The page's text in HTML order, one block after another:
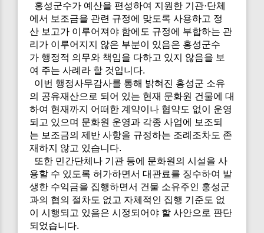
홍성군수가 예산을 편성하여 지원한 기관·단체
에서 보조금을 관련 규정에 맞도록 사용하고 정
산 보고가 이루어져야 함에도 규정에 부합하는 관
리가 이루어지지 않은 부분이 있음은 홍성군수
가 행정적 의무와 책임을 다하고 있지 않음을 보
여 주는 사례라 할 것입니다.
이번 행정사무감사를 통해 밝혀진 홍성군 소유
의 공유재산으로 되어 있는 현재 문화원 건물에 대
하여 현재까지 어떠한 계약이나 협약도 없이 운영
되고 있으며 문화원 운영과 각종 사업에 보조되
는 보조금의 제반 사항을 규정하는 조례조차도 존
재하지 않고 있습니다.
또한 민간단체나 기관 등에 문화원의 시설을 사
용할 수 있도록 허가하면서 대관료를 징수하여 발
생한 수익금을 집행하면서 건물 소유주인 홍성군
과의 협의 절차도 없고 자체적인 집행 기준도 없
이 시행되고 있음은 시정되어야 할 사안으로 판단
되었습니다.